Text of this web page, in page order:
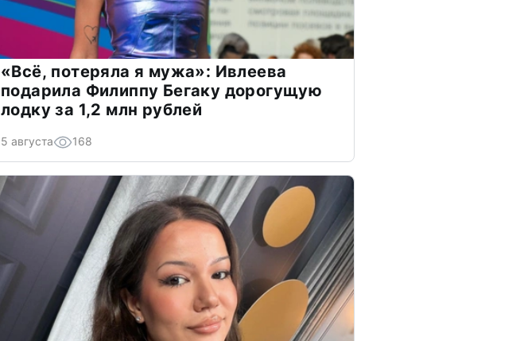
«Всё, потеряла я мужа»: Ивлеева
подарила Филиппу Бегаку дорогущую
лодку за 1,2 млн рублей
5 августа 168